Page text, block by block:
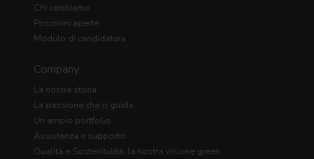
Chi cerchiamo
Posizioni aperte
Modulo di candidatura
Company
La nostra storia
La passione che ci guida
Un ampio portfolio
Assistenza e supporto
Qualità e Sostenibilità: la nostra visione green